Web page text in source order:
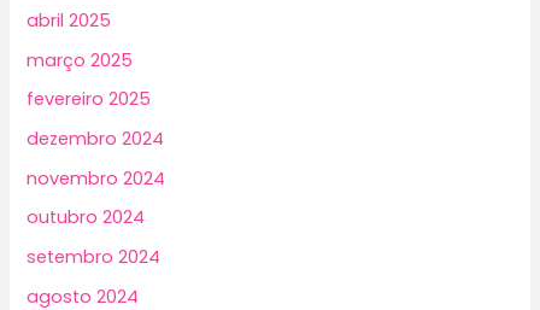
abril 2025
março 2025
fevereiro 2025
dezembro 2024
novembro 2024
outubro 2024
setembro 2024
agosto 2024